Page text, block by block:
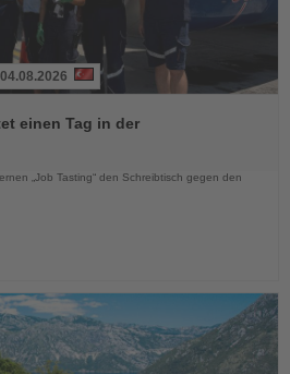
04.08.2026
einen Tag in der
„Job Tasting“ den Schreibtisch gegen den